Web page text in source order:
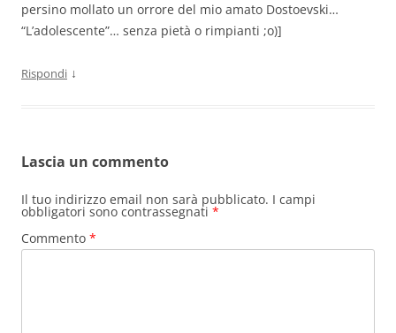
persino mollato un orrore del mio amato Dostoevski…
“L’adolescente”… senza pietà o rimpianti ;o)]
Rispondi ↓
Lascia un commento
Il tuo indirizzo email non sarà pubblicato. I campi
obbligatori sono contrassegnati *
Commento *